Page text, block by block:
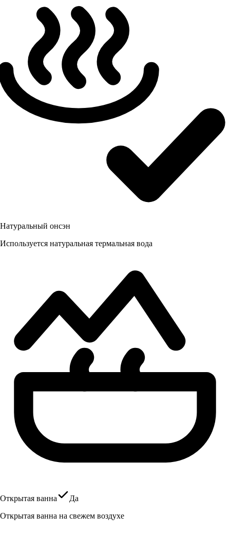
Натуральный онсэн
Используется натуральная термальная вода
Открытая ванна
Да
Открытая ванна на свежем воздухе